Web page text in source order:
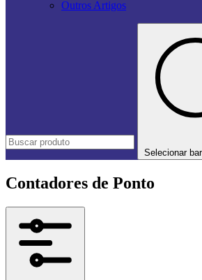
Outros Artigos
Selecionar
Contadores de Ponto